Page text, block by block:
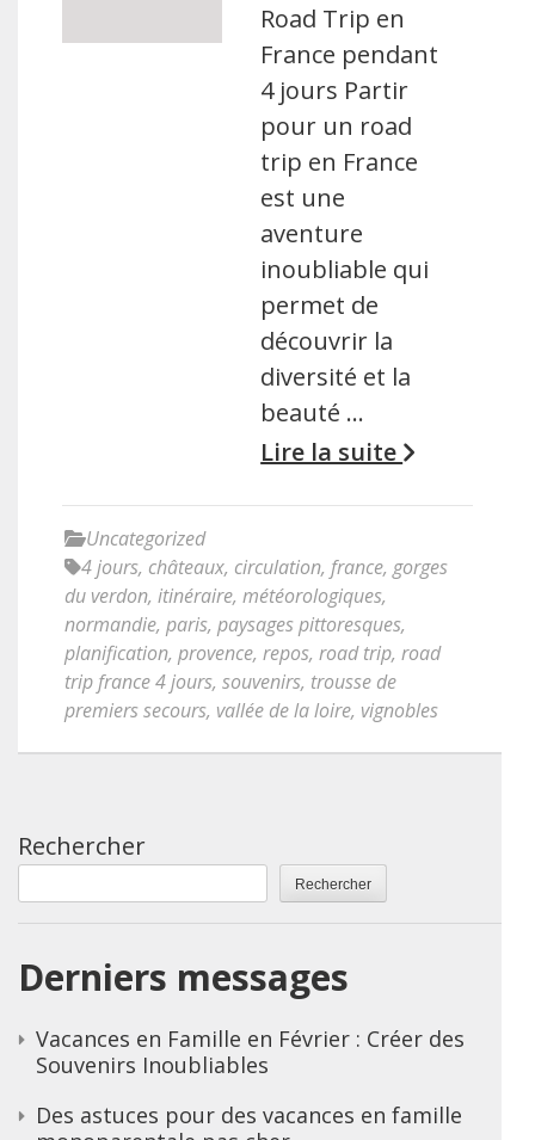
Road Trip en
France pendant
4 jours Partir
pour un road
trip en France
est une
aventure
inoubliable qui
permet de
découvrir la
diversité et la
beauté …
Lire la suite
Uncategorized
4 jours, châteaux, circulation, france, gorges
du verdon, itinéraire, météorologiques,
normandie, paris, paysages pittoresques,
planification, provence, repos, road trip, road
trip france 4 jours, souvenirs, trousse de
premiers secours, vallée de la loire, vignobles
Rechercher
Rechercher
Derniers messages
Vacances en Famille en Février : Créer des
Souvenirs Inoubliables
Des astuces pour des vacances en famille